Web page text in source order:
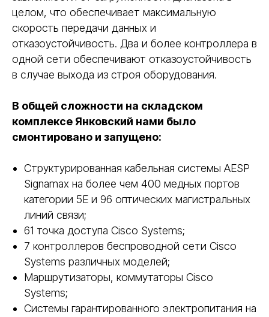
целом, что обеспечивает максимальную
скорость передачи данных и
отказоустойчивость. Два и более контроллера в
одной сети обеспечивают отказоустойчивость
в случае выхода из строя оборудования.
В общей сложности на складском
комплексе Янковский нами было
смонтировано и запущено:
Структурированная кабельная системы AESP
Signamax на более чем 400 медных портов
категории 5Е и 96 оптических магистральных
линий связи;
61 точка доступа Cisco Systems;
7 контроллеров беспроводной сети Cisco
Systems различных моделей;
Маршрутизаторы, коммутаторы Cisco
Systems;
Системы гарантированного электропитания на